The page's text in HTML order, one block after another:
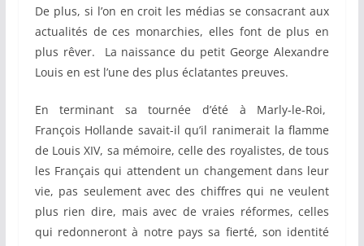
De plus, si l’on en croit les médias se consacrant aux
actualités de ces monarchies, elles font de plus en
plus rêver. La naissance du petit George Alexandre
Louis en est l’une des plus éclatantes preuves.
En terminant sa tournée d’été à Marly-le-Roi,
François Hollande savait-il qu’il ranimerait la flamme
de Louis XIV, sa mémoire, celle des royalistes, de tous
les Français qui attendent un changement dans leur
vie, pas seulement avec des chiffres qui ne veulent
plus rien dire, mais avec de vraies réformes, celles
qui redonneront à notre pays sa fierté, son identité